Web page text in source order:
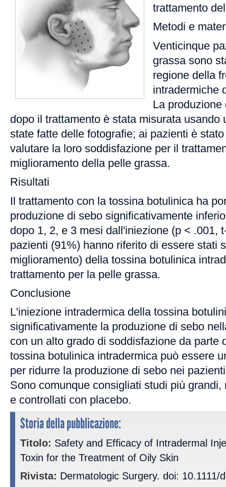
trattamento
Metodi e
Venticinque
grassa sono
regione della
intradermiche
La
dopo il trattamento è stata misurata usando
state fatte delle fotografie; ai pazienti è
valutare la loro soddisfazione per il
miglioramento della pelle grassa.
Risultati
Il trattamento con la tossina botulinica ha
produzione di sebo significativamente
dopo 1, 2, e 3 mesi dall'iniezione (p < .001,
pazienti (91%) hanno riferito di essere stati
miglioramento) della tossina botulinica
trattamento per la pelle grassa.
Conclusione
L'iniezione intradermica della tossina
significativamente la produzione di sebo
con un alto grado di soddisfazione da parte
tossina botulinica intradermica può essere
per ridurre la produzione di sebo nei
Sono comunque consigliati studi più
e controllati con placebo.
Storia della pubblicazione:
Titolo: Safety and Efficacy of Intradermal
Toxin for the Treatment of Oily Skin
Rivista: Dermatologic Surgery. doi: 10.1111/